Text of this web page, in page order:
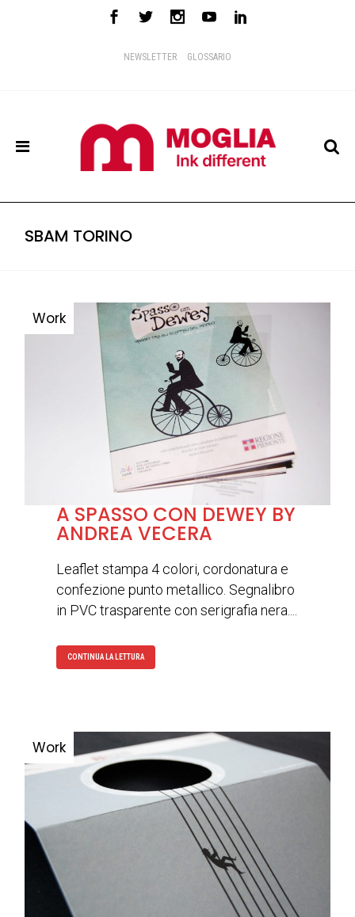
NEWSLETTER GLOSSARIO
SBAM TORINO
A SPASSO CON DEWEY BY
ANDREA VECERA
Leaflet stampa 4 colori, cordonatura e
confezione punto metallico. Segnalibro
in PVC trasparente con serigrafia nera....
CONTINUA LA LETTURA